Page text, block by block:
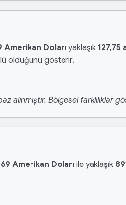
Amerikan Doları yaklaşık 127,75
olduğunu gösterir.
Bölgesel farklılıklar
Amerikan Doları ile yaklaşık